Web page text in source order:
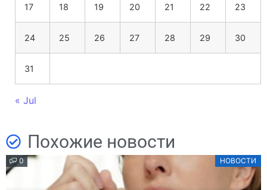
17 18 19 20 21 22 23
24 25 26 27 28 29 30
31
« Jul
Похожие новости
0 НОВОСТИ